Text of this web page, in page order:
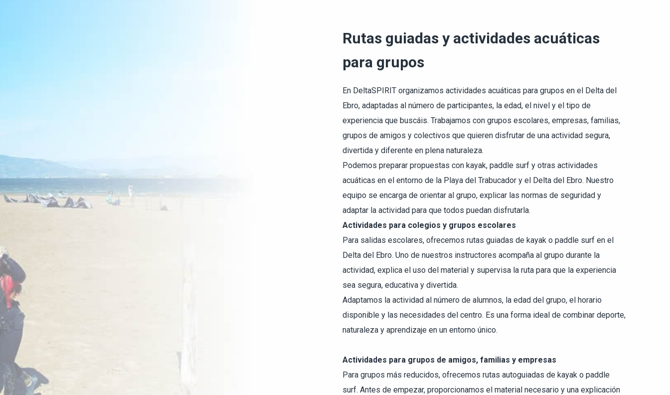
Rutas guiadas y actividades acuáticas
para grupos
En DeltaSPIRIT organizamos actividades acuáticas para grupos en el Delta del
Ebro, adaptadas al número de participantes, la edad, el nivel y el tipo de
experiencia que buscáis. Trabajamos con grupos escolares, empresas, familias,
grupos de amigos y colectivos que quieren disfrutar de una actividad segura,
divertida y diferente en plena naturaleza.
Podemos preparar propuestas con kayak, paddle surf y otras actividades
acuáticas en el entorno de la Playa del Trabucador y el Delta del Ebro. Nuestro
equipo se encarga de orientar al grupo, explicar las normas de seguridad y
adaptar la actividad para que todos puedan disfrutarla.
Actividades para colegios y grupos escolares
Para salidas escolares, ofrecemos rutas guiadas de kayak o paddle surf en el
Delta del Ebro. Uno de nuestros instructores acompaña al grupo durante la
actividad, explica el uso del material y supervisa la ruta para que la experiencia
sea segura, educativa y divertida.
Adaptamos la actividad al número de alumnos, la edad del grupo, el horario
disponible y las necesidades del centro. Es una forma ideal de combinar deporte,
naturaleza y aprendizaje en un entorno único.
Actividades para grupos de amigos, familias y empresas
Para grupos más reducidos, ofrecemos rutas autoguiadas de kayak o paddle
surf. Antes de empezar, proporcionamos el material necesario y una explicación